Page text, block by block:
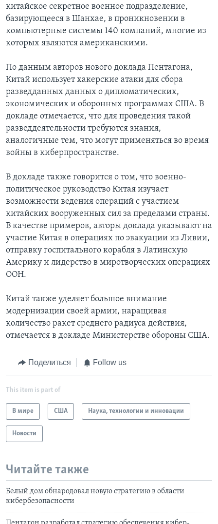
китайское секретное военное подразделение,
базирующееся в Шанхае, в проникновении в
компьютерные системы 140 компаний, многие из
которых являются американскими.
По данным авторов нового доклада Пентагона,
Китай использует хакерские атаки для сбора
разведданных данных о дипломатических,
экономических и оборонных программах США. В
докладе отмечается, что для проведения такой
разведдеятельности требуются знания,
аналогичные тем, что могут применяться во время
войны в киберпространстве.
В докладе также говорится о том, что военно-
политическое руководство Китая изучает
возможности ведения операций с участием
китайских вооруженных сил за пределами страны.
В качестве примеров, авторы доклада указывают на
участие Китая в операциях по эвакуации из Ливии,
отправку госпитального корабля в Латинскую
Америку и лидерство в миротворческих операциях
ООН.
Китай также уделяет большое внимание
модернизации своей армии, наращивая
количество ракет среднего радиуса действия,
отмечается в докладе Министерстве обороны США.
Поделиться Follow us
This item is part of
В мире США Наука, технологии и инновации
Новости
Читайте также
Белый дом обнародовал новую стратегию в области
кибербезопасности